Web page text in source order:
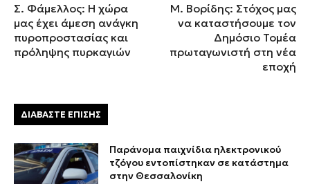
Σ. Φάμελλος: Η χώρα
μας έχει άμεση ανάγκη
πυροπροστασίας και
πρόληψης πυρκαγιών
Μ. Βορίδης: Στόχος μας
να καταστήσουμε τον
Δημόσιο Τομέα
πρωταγωνιστή στη νέα
εποχή
ΔΙΑΒΑΣΤΕ ΕΠΙΣΗΣ
Παράνομα παιχνίδια ηλεκτρονικού
τζόγου εντοπίστηκαν σε κατάστημα
στην Θεσσαλονίκη